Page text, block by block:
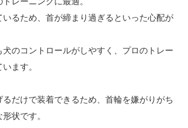
いるため、首が締まり過ぎるといった心配が
のコントロールがしやすく、プロのトレー
ます。
るだけで装着できるため、首輪を嫌がりがち
状です。